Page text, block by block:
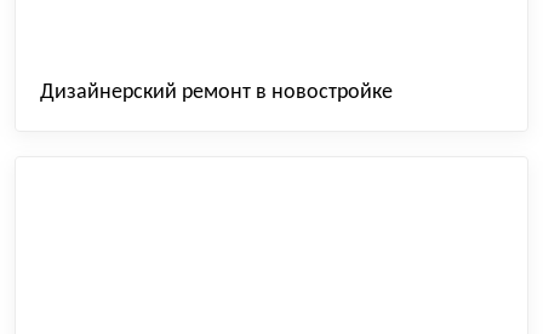
Дизайнерский ремонт в новостройке